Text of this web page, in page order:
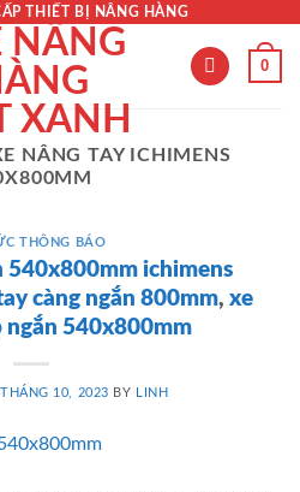
THIẾT BỊ NÂNG HÀNG
0
NÂNG TAY ICHIMENS
THÔNG BÁO
540x800mm ichimens
càng ngắn 800mm, xe
ngắn 540x800mm
10, 2023 BY LINH